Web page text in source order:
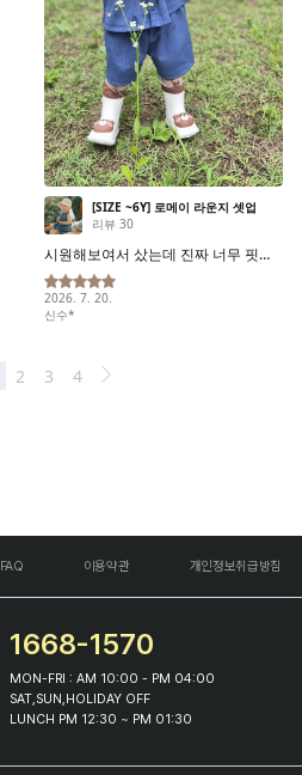
FAQ 이용약관 개인정보취급방침
1668-1570
MON-FRI : AM 10:00 - PM 04:00
SAT,SUN,HOLIDAY OFF
LUNCH PM 12:30 ~ PM 01:30